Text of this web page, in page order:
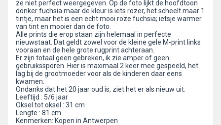
ze niet perfect weergegeven. Op de foto lijkt de hoofdtoon
donker fuchsia maar de kleur is iets rozer, het scheelt maar 1
tintje, maar het is een echt mooi roze fuchsia; ietsje warmer
van tint en mooier dan de foto.
Alle prints die erop staan zijn helemaal in perfecte
nieuwstaat. Dat geldt zowel voor de kleine gele M-print links
vooraan en de hele grote rugprint achteraan.
Er zijn totaal geen gebreken, ik zie amper of geen
gebruikssporen. Hier is maximaal 2 keer mee gespeeld, het
lag bij de grootmoeder voor als de kinderen daar eens
kwamen.
Ondanks dat het 20 jaar oud is, ziet het er als nieuw uit.
Leeftijd : 5/6 jaar
Oksel tot oksel : 31 cm
Lengte : 81 cm
Kenmerken: Kopen in Antwerpen